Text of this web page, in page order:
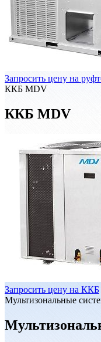
Запросить цену на
ККБ MDV
ККБ MDV
Запросить цену на ККБ
Мультизональные